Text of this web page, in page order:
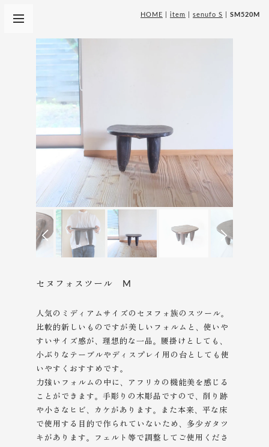
HOME item senufo S SM520M
セヌフォスツール M
人気のミディアムサイズのセヌフォ族のスツール。
比較的新しいものですが美しいフォルムと、使いや
すいサイズ感が、理想的な一品。腰掛けとしても、
小ぶりなテーブルやディスプレイ用の台としても使
いやすくおすすめです。
力強いフォルムの中に、アフリカの機能美を感じる
ことができます。手彫りの木彫品ですので、削り跡
や小さなヒビ、カケがあります。また本来、平な床
で使用する目的で作られていないため、多少ガタツ
キがあります。フェルト等で調整してご使用くださ